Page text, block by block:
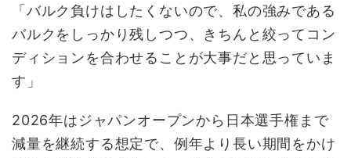
「バルク負けはしたくないので、私の強みである
バルクをしっかり残しつつ、きちんと絞ってコン
ディションを合わせることが大事だと思っていま
す」
2026年はジャパンオープンから日本選手権まで
減量を継続する想定で、例年より長い期間をかけ